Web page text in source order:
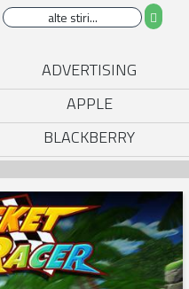
ADVERTISING
APPLE
BLACKBERRY
GADGETS
HAIOASE
HTC